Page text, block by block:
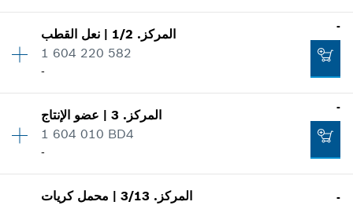
فئة السعر:
13
-
المركز .
1/2
| نعل القطب
1 604 220 582
-
-
فئة السعر :
39
اعرض الصور
المركز .
3
| عضو الإنتاج
1 604 010 BD4
-
-
فئة السعر :
42 المركز .
3/13
| محمل كريات
-